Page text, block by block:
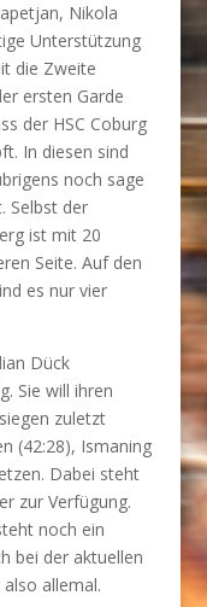
Nikola
Unterstützung
die Zweite
ersten Garde
der HSC Coburg
In diesen sind
noch sage
Selbst der
ist mit 20
Seite. Auf den
es nur vier
Dück
Sie will ihren
zuletzt
(42:28), Ismaning
Dabei steht
zur Verfügung.
noch ein
bei der aktuellen
allemal.